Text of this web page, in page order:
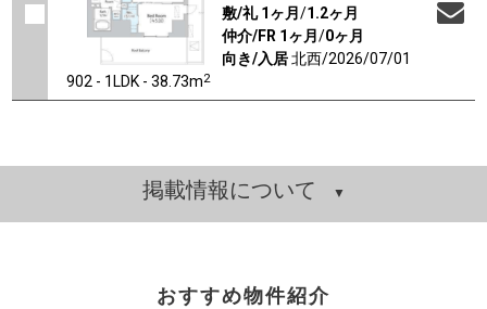
902 - 1LDK - 38.73m2
敷/礼 1ヶ月 /1.2ヶ月
仲介/FR 1ヶ月 /0ヶ月
向き/入居北西/2026/07/01
掲載情報について
おすすめ物件紹介